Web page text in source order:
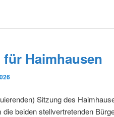
für Haimhausen
Sitzung des
die beiden stellvertretenden